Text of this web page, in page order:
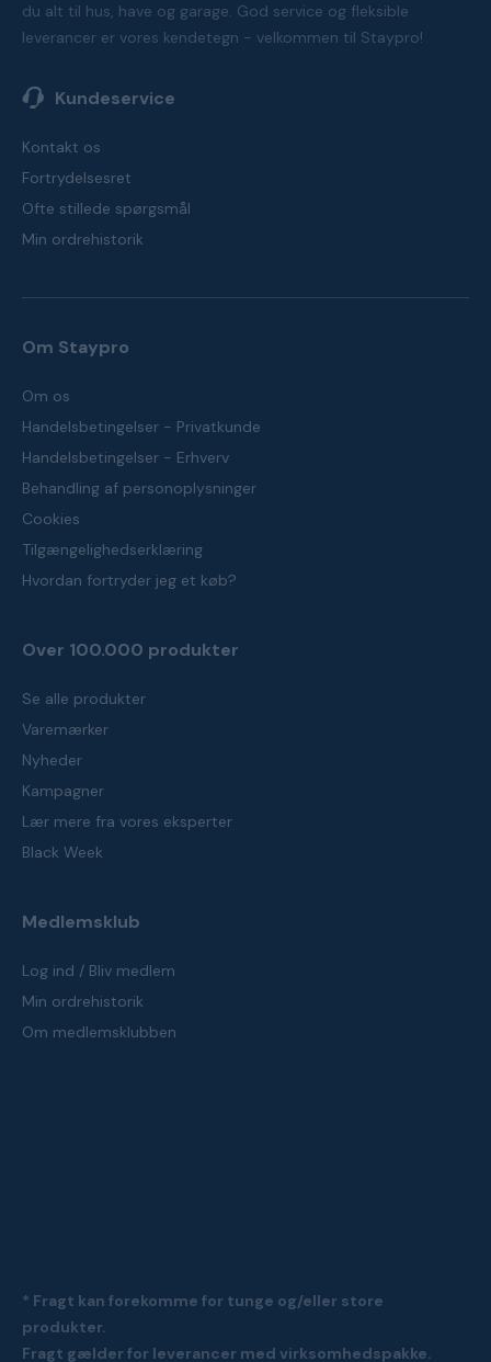
du alt til hus, have og garage. God service og fleksible
leverancer er vores kendetegn - velkommen til Staypro!
Kundeservice
Kontakt os
Fortrydelsesret
Ofte stillede spørgsmål
Min ordrehistorik
Om Staypro
Om os
Handelsbetingelser - Privatkunde
Handelsbetingelser - Erhverv
Behandling af personoplysninger
Cookies
Tilgængelighedserklæring
Hvordan fortryder jeg et køb?
Over 100.000 produkter
Se alle produkter
Varemærker
Nyheder
Kampagner
Lær mere fra vores eksperter
Black Week
Medlemsklub
Log ind / Bliv medlem
Min ordrehistorik
Om medlemsklubben
* Fragt kan forekomme for tunge og/eller store
produkter.
Fragt gælder for leverancer med virksomhedspakke.